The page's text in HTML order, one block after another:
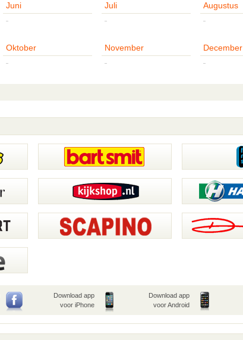
Juni
-
Juli
-
Augustus
-
Oktober
-
November
-
December
-
Download app
voor iPhone
Download app
voor Android